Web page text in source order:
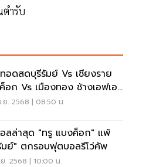
ำรับ
อดสดบุรีรัมย์ Vs เชียงราย
อก Vs เมืองทอง ช้างเอฟเอ
นี้
.ย. 2568 | 08:50 น.
ลล่าสุด "ทรู แบงค็อก" แพ้
มย์" ตกรอบฟุตบอลรีโว่คัพ
ย. 2568 | 10:00 น.